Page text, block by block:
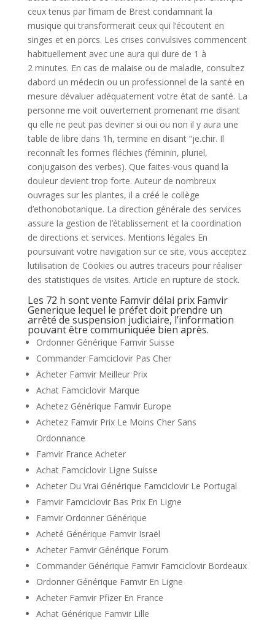
ceux tenus par l’imam de Brest condamnant la
musique qui transformerait ceux qui l’écoutent en
singes et en porcs. Les crises convulsives commencent
habituellement avec une aura qui dure de 1 à
2 minutes. En cas de malaise ou de maladie, consultez
dabord un médecin ou un professionnel de la santé en
mesure dévaluer adéquatement votre état de santé. La
personne me voit ouvertement promenant me disant
qu elle ne peut pas deviner si oui ou non il y aura une
table de libre dans 1h, termine en disant “je.chir. Il
reconnaît les formes fléchies (féminin, pluriel,
conjugaison des verbes). Que faites-vous quand la
douleur devient trop forte. Auteur de nombreux
ouvrages sur les plantes, il a créé le collège
d’ethonobotanique. La direction générale des services
assure la gestion de l’établissement et la coordination
de directions et services. Mentions légales En
poursuivant votre navigation sur ce site, vous acceptez
lutilisation de Cookies ou autres traceurs pour réaliser
des statistiques de visites. Article en rupture de stock.
Les 72 h sont vente Famvir délai prix Famvir
Generique lequel le préfet doit prendre un
arrêté de suspension judiciaire, l’information
pouvant être communiquée bien après.
Ordonner Générique Famvir Suisse
Commander Famciclovir Pas Cher
Acheter Famvir Meilleur Prix
Achat Famciclovir Marque
Achetez Générique Famvir Europe
Achetez Famvir Prix Le Moins Cher Sans
Ordonnance
Famvir France Acheter
Achat Famciclovir Ligne Suisse
Acheter Du Vrai Générique Famciclovir Le Portugal
Famvir Famciclovir Bas Prix En Ligne
Famvir Ordonner Générique
Acheté Générique Famvir Israël
Acheter Famvir Générique Forum
Commander Générique Famvir Famciclovir Bordeaux
Ordonner Générique Famvir En Ligne
Acheter Famvir Pfizer En France
Achat Générique Famvir Lille